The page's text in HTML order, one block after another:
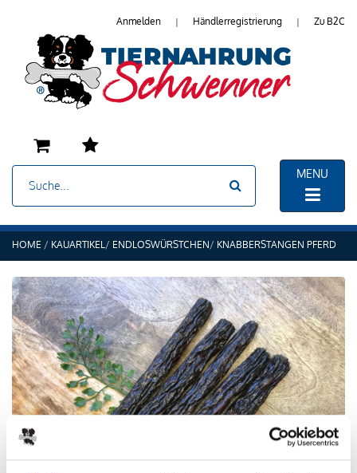
Anmelden | Händlerregistrierung | Zu B2C
MENU
HOME KAUARTIKEL ENDLOSWÜRSTCHEN KNABBERSTANGEN PFERD